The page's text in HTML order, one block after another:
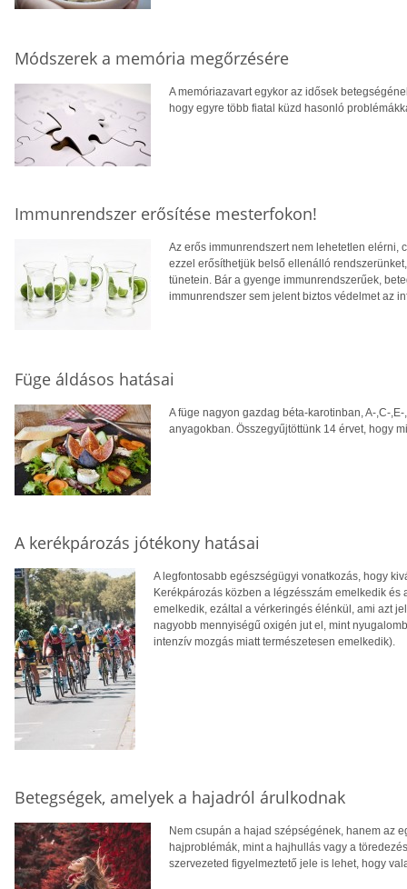
Módszerek a memória megőrzésére
A memóriazavart egykor az idősek
hogy egyre több fiatal küzd hasonló
Immunrendszer erősítése mesterfokon!
Az erős immunrendszert nem lehetetlen elérni,
ezzel erősíthetjük belső ellenálló
tünetein. Bár a gyenge immunrendszerűek,
immunrendszer sem jelent biztos védelmet az
Füge áldásos hatásai
A füge nagyon gazdag béta-karotinban, A-,C-
anyagokban. Összegyűjtöttünk 14 érvet, hogy
A kerékpározás jótékony hatásai
A legfontosabb egészségügyi vonatkozás, hogy
Kerékpározás közben a légzésszám emelkedik
emelkedik, ezáltal a vérkeringés élénkül, ami azt
nagyobb mennyiségű oxigén jut el, mint
intenzív mozgás miatt természetesen emelkedik).
Betegségek, amelyek a hajadról árulkodnak
Nem csupán a hajad szépségének, hanem az
hajproblémák, mint a hajhullás vagy a
szervezeted figyelmeztető jele is lehet, hogy